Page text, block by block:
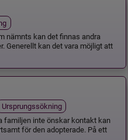
nämnts kan det finnas andra
Generellt kan det vara möjligt att
Ursprungssökning
familjen inte önskar kontakt kan
för den adopterade. På ett